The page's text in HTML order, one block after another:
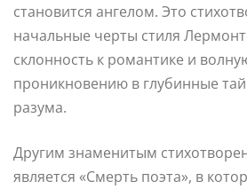
становится ангелом. Это
начальные черты стиля
склонность к романтике и
проникновению в глубинные
разума.
Другим знаменитым
является «Смерть поэта», в